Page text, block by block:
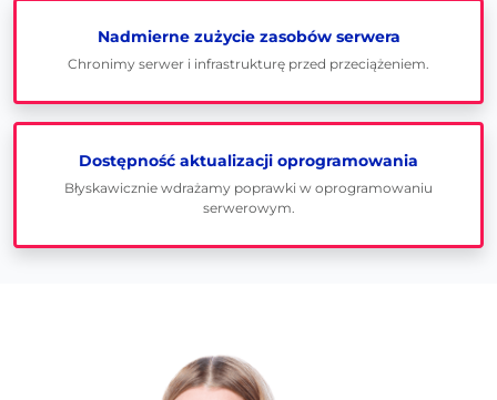
Nadmierne zużycie zasobów serwera
Chronimy serwer i infrastrukturę przed przeciążeniem.
Dostępność aktualizacji oprogramowania
Błyskawicznie wdrażamy poprawki w oprogramowaniu
serwerowym.